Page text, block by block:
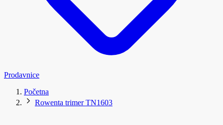
Prodavnice
Početna
Rowenta trimer TN1603